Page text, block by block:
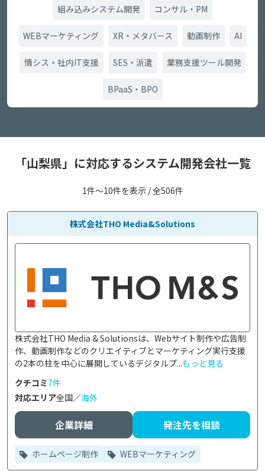
組み込みシステム開発 コンサル・PM
WEBマーケティング XR・メタバース 動画制作 AI
情シス・社内IT支援 SES・派遣 業務支援ツール開発
BPaaS・BPO
「山梨県」に対応するシステム開発会社一覧
1件〜10件を表示 / 全506件
株式会社THO Media&Solutions
株式会社THO Media & Solutionsは、Webサイト制作や広告制
作、動画制作などのクリエイティブとマーケティング実行支援
の2本の柱を中心に展開しているデジタルプ...もっと見る
クチコミ7件
対応エリア全国／海外
企業詳細 発注先を相談
ホームページ制作 WEBマーケティング